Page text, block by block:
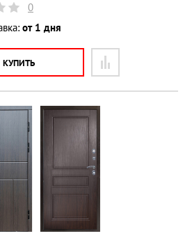
0
от 1 дня
КУПИТЬ